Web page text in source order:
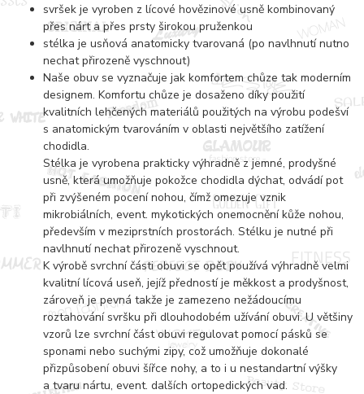
svršek je vyroben z lícové hovězinové usně kombinovaný
přes nárt a přes prsty širokou pruženkou
stélka je usňová anatomicky tvarovaná (po navlhnutí nutno
nechat přirozeně vyschnout)
Naše obuv se vyznačuje jak komfortem chůze tak moderním
designem. Komfortu chůze je dosaženo díky použití
kvalitních lehčených materiálů použitých na výrobu podešví
s anatomickým tvarováním v oblasti největšího zatížení
chodidla.
Stélka je vyrobena prakticky výhradně z jemné, prodyšné
usně, která umožňuje pokožce chodidla dýchat, odvádí pot
při zvýšeném pocení nohou, čímž omezuje vznik
mikrobiálních, event. mykotických onemocnění kůže nohou,
především v meziprstních prostorách. Stélku je nutné při
navlhnutí nechat přirozeně vyschnout.
K výrobě svrchní části obuvi se opět používá výhradně velmi
kvalitní lícová useň, jejíž předností je měkkost a prodyšnost,
zároveň je pevná takže je zamezeno nežádoucímu
roztahování svršku při dlouhodobém užívání obuvi. U většiny
vzorů lze svrchní část obuvi regulovat pomocí pásků se
sponami nebo suchými zipy, což umožňuje dokonalé
přizpůsobení obuvi šířce nohy, a to i u nestandartní výšky
a tvaru nártu, event. dalších ortopedických vad.